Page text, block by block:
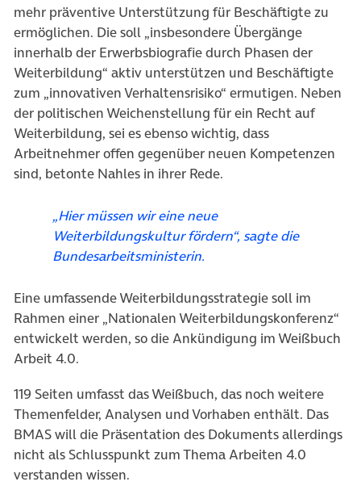
mehr präventive Unterstützung für Beschäftigte zu
ermöglichen. Die soll „insbesondere Übergänge
innerhalb der Erwerbsbiografie durch Phasen der
Weiterbildung“ aktiv unterstützen und Beschäftigte
zum „innovativen Verhaltensrisiko“ ermutigen. Neben
der politischen Weichenstellung für ein Recht auf
Weiterbildung, sei es ebenso wichtig, dass
Arbeitnehmer offen gegenüber neuen Kompetenzen
sind, betonte Nahles in ihrer Rede.
„Hier müssen wir eine neue
Weiterbildungskultur fördern“, sagte die
Bundesarbeitsministerin.
Eine umfassende Weiterbildungsstrategie soll im
Rahmen einer „Nationalen Weiterbildungskonferenz“
entwickelt werden, so die Ankündigung im Weißbuch
Arbeit 4.0.
119 Seiten umfasst das Weißbuch, das noch weitere
Themenfelder, Analysen und Vorhaben enthält. Das
BMAS will die Präsentation des Dokuments allerdings
nicht als Schlusspunkt zum Thema Arbeiten 4.0
verstanden wissen.